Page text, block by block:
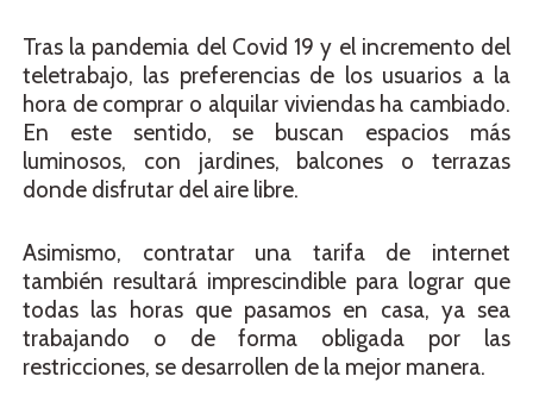
Tras la pandemia del Covid 19 y el incremento del
teletrabajo, las preferencias de los usuarios a la
hora de comprar o alquilar viviendas ha cambiado.
En este sentido, se buscan espacios más
luminosos, con jardines, balcones o terrazas
donde disfrutar del aire libre.
Asimismo, contratar una tarifa de internet
también resultará imprescindible para lograr que
todas las horas que pasamos en casa, ya sea
trabajando o de forma obligada por las
restricciones, se desarrollen de la mejor manera.